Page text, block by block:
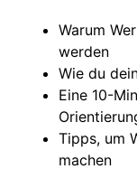
Warum
werden
Wie du
Eine 10-
Tipps, um
machen